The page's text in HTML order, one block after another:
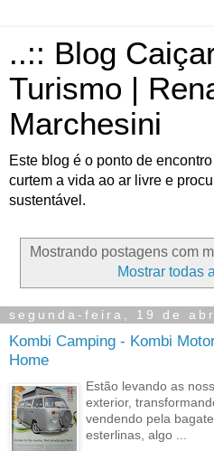
..:: Blog
Turismo |
Marchesini
Este blog é o ponto de
curtem a vida ao ar livre e
sustentável.
Mostrando postagens com
Mostrar todas
segunda-feira, 19 de
Kombi Camping - Kombi
Home
Estão levando as
exterior,
vendendo pela
esterlinas, algo ...